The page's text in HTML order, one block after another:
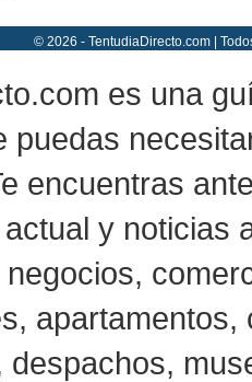
© 2026 - TentudiaDirecto.com |
es una
puedas
encuentras
y noticias
despachos,